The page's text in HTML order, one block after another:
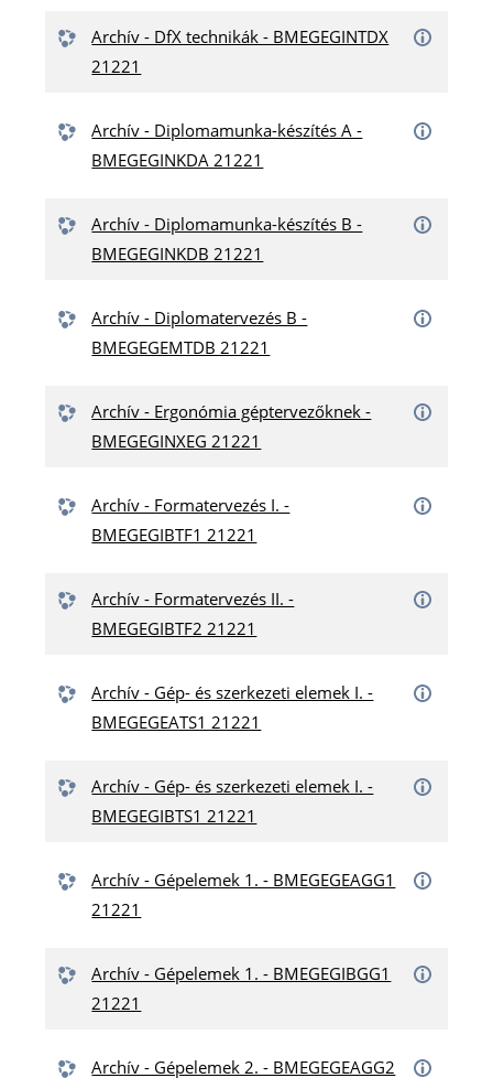
Archív - DfX technikák - BMEGEGINTDX
21221
Archív - Diplomamunka-készítés A -
BMEGEGINKDA 21221
Archív - Diplomamunka-készítés B -
BMEGEGINKDB 21221
Archív - Diplomatervezés B -
BMEGEGEMTDB 21221
Archív - Ergonómia géptervezőknek -
BMEGEGINXEG 21221
Archív - Formatervezés I. -
BMEGEGIBTF1 21221
Archív - Formatervezés II. -
BMEGEGIBTF2 21221
Archív - Gép- és szerkezeti elemek I. -
BMEGEGEATS1 21221
Archív - Gép- és szerkezeti elemek I. -
BMEGEGIBTS1 21221
Archív - Gépelemek 1. - BMEGEGEAGG1
21221
Archív - Gépelemek 1. - BMEGEGIBGG1
21221
Archív - Gépelemek 2. - BMEGEGEAGG2